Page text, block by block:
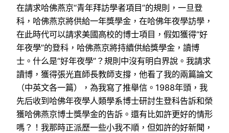
在請求哈佛燕京“青年拜訪學者項目”的規則，一旦登
科，哈佛燕京將供給一年獎學金，在哈佛年夜學訪學，
在此時代可以請求美國高校的博士項目，假如獲得“好
年夜學”的登科，哈佛燕京將持續供給獎學金，讀博
士。什么是“好年夜學”？規則中沒有明白界說。我請求
讀博，獲得張光直師長教師支撐，他看了我的兩篇論文
（中英文各一篇），為我寫了推舉信。1988年頭，我
先后收到哈佛年夜學人類學系博士研討生登科告訴和榮
獲哈佛燕京博士獎學金的告訴。還有比如許更好的情形
嗎？！我那時正派歷一些小我不順，但如許的好新聞，